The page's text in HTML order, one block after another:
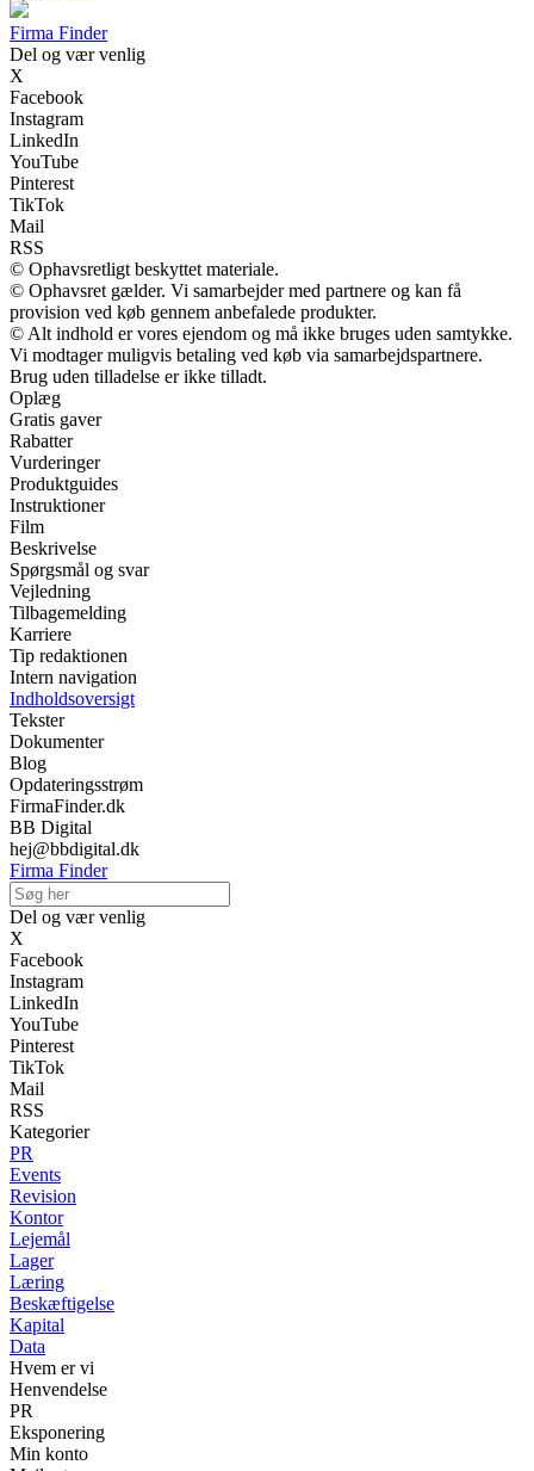
Firma Finder
Del og vær venlig
X
Facebook
Instagram
LinkedIn
YouTube
Pinterest
TikTok
Mail
RSS
© Ophavsretligt beskyttet materiale.
© Ophavsret gælder. Vi samarbejder med partnere og kan få
provision ved køb gennem anbefalede produkter.
© Alt indhold er vores ejendom og må ikke bruges uden samtykke.
Vi modtager muligvis betaling ved køb via samarbejdspartnere.
Brug uden tilladelse er ikke tilladt.
Oplæg
Gratis gaver
Rabatter
Vurderinger
Produktguides
Instruktioner
Film
Beskrivelse
Spørgsmål og svar
Vejledning
Tilbagemelding
Karriere
Tip redaktionen
Intern navigation
Indholdsoversigt
Tekster
Dokumenter
Blog
Opdateringsstrøm
FirmaFinder.dk
BB Digital
hej@bbdigital.dk
Firma Finder
Del og vær venlig
X
Facebook
Instagram
LinkedIn
YouTube
Pinterest
TikTok
Mail
RSS
Kategorier
PR
Events
Revision
Kontor
Lejemål
Lager
Læring
Beskæftigelse
Kapital
Data
Hvem er vi
Henvendelse
PR
Eksponering
Min konto